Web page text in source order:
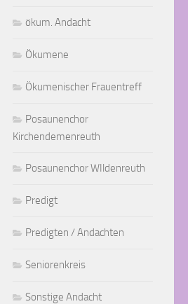
ökum. Andacht
Ökumene
Ökumenischer Frauentreff
Posaunenchor
Kirchendemenreuth
Posaunenchor WIldenreuth
Predigt
Predigten / Andachten
Seniorenkreis
Sonstige Andacht